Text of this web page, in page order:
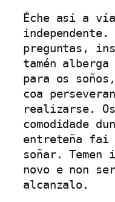
Éche así a
preguntas,
tamén alberga
para os
coa
realizarse.
comodidade
entreteña fai
soñar. Temen
novo e non
alcanzalo.